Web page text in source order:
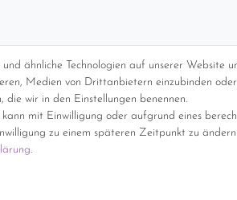
ähnliche Technologien auf unserer Website
Medien von Drittanbietern einzubinden
wir in den Einstellungen benennen.
mit Einwilligung oder aufgrund eines
zu einem späteren Zeitpunkt zu
.